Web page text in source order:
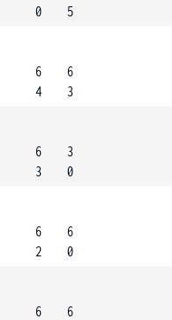
0
5
6
4
6
3
6
3
3
0
6
2
6
0
6
6